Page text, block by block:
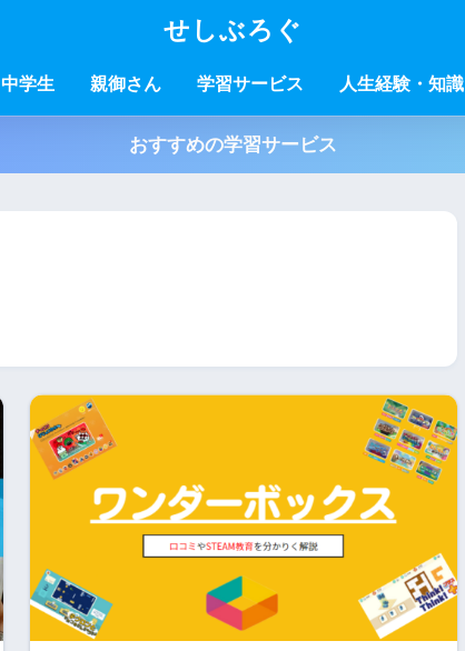
せしぶろぐ
中学生 親御さん 学習サービス 人生経験・知識
おすすめの学習サービス